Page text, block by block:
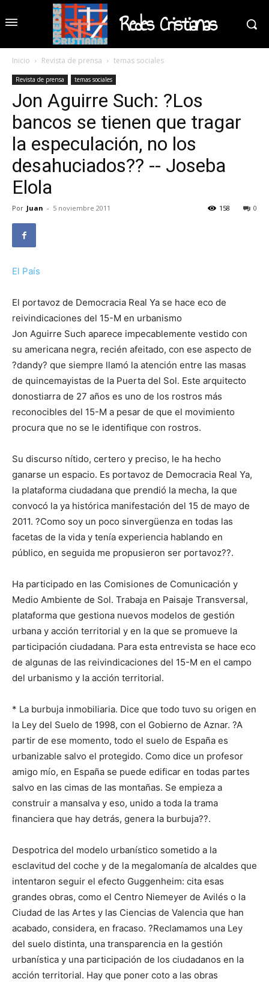
Redes Cristianas
Inicio Revista de prensa temas sociales
Revista de prensa temas sociales
Jon Aguirre Such: ?Los
bancos se tienen que tragar
la especulación, no los
desahuciados?? -- Joseba
Elola
Por Juan - 5 noviembre 2011 0
158
El País
El portavoz de Democracia Real Ya se hace eco de
reivindicaciones del 15-M en urbanismo
Jon Aguirre Such aparece impecablemente vestido con
su americana negra, recién afeitado, con ese aspecto de
?dandy? que siempre llamó la atención entre las masas
de quincemayistas de la Puerta del Sol. Este arquitecto
donostiarra de 27 años es uno de los rostros más
reconocibles del 15-M a pesar de que el movimiento
procura que no se le identifique con rostros.
Su discurso nítido, certero y preciso, le ha hecho
ganarse un espacio. Es portavoz de Democracia Real Ya,
la plataforma ciudadana que prendió la mecha, la que
convocó la ya histórica manifestación del 15 de mayo de
2011. ?Como soy un poco sinvergüenza en todas las
facetas de la vida y tenía experiencia hablando en
público, en seguida me propusieron ser portavoz??.
Ha participado en las Comisiones de Comunicación y
Medio Ambiente de Sol. Trabaja en Paisaje Transversal,
plataforma que gestiona nuevos modelos de gestión
urbana y acción territorial y en la que se promueve la
participación ciudadana. Para esta entrevista se hace eco
de algunas de las reivindicaciones del 15-M en el campo
del urbanismo y la acción territorial.
* La burbuja inmobiliaria. Dice que todo tuvo su origen en
la Ley del Suelo de 1998, con el Gobierno de Aznar. ?A
partir de ese momento, todo el suelo de España es
urbanizable salvo el protegido. Como dice un profesor
amigo mío, en España se puede edificar en todas partes
salvo en las cimas de las montañas. Se empieza a
construir a mansalva y eso, unido a toda la trama
financiera que hay detrás, genera la burbuja??.
Despotrica del modelo urbanístico sometido a la
esclavitud del coche y de la megalomanía de alcaldes que
intentaron seguir el efecto Guggenheim: cita esas
grandes obras, como el Centro Niemeyer de Avilés o la
Ciudad de las Artes y las Ciencias de Valencia que han
acabado, considera, en fracaso. ?Reclamamos una Ley
del suelo distinta, una transparencia en la gestión
urbanística y una participación de los ciudadanos en la
acción territorial. Hay que poner coto a las obras